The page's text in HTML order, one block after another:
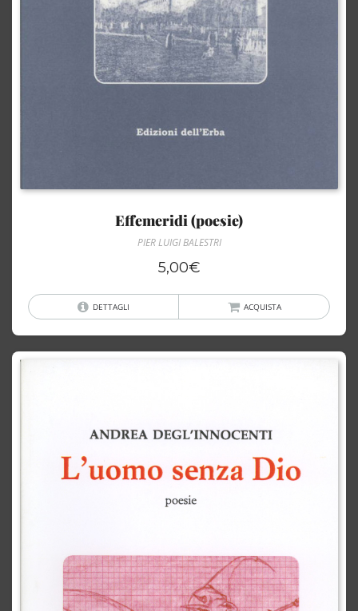
Effemeridi (poesie)
PIER LUIGI BALESTRI
5,00€
DETTAGLI ACQUISTA